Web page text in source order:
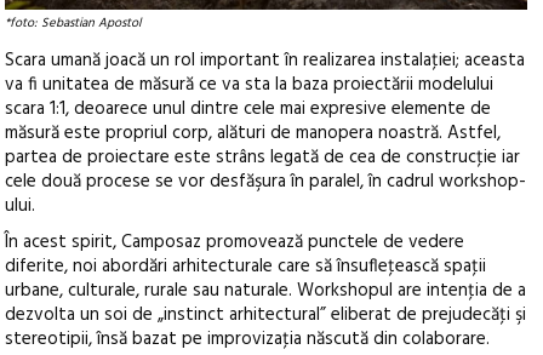
*foto: Sebastian Apostol
Scara umană joacă un rol important în realizarea instalaţiei; aceasta
va fi unitatea de măsură ce va sta la baza proiectării modelului
scara 1:1, deoarece unul dintre cele mai expresive elemente de
măsură este propriul corp, alături de manopera noastră. Astfel,
partea de proiectare este strâns legată de cea de construcţie iar
cele două procese se vor desfăşura în paralel, în cadrul workshop-
ului.
În acest spirit, Camposaz promovează punctele de vedere
diferite, noi abordări arhitecturale care să însufleţească spaţii
urbane, culturale, rurale sau naturale. Workshopul are intenţia de a
dezvolta un soi de „instinct arhitectural” eliberat de prejudecăţi şi
stereotipii, însă bazat pe improvizaţia născută din colaborare.